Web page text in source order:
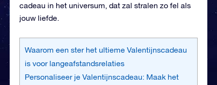
cadeau in het universum, dat zal stralen zo fel als
jouw liefde.
Waarom een ster het ultieme Valentijnscadeau
is voor langeafstandsrelaties
Personaliseer je Valentijnscadeau: Maak het